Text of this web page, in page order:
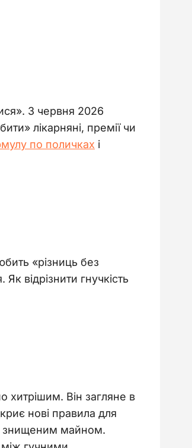
З червня 2026
лікарняні, премії чи
по поличках і
«різниць без
відрізнити гнучкість
хитрішим. Він загляне в
нові правила для
знищеним майном.